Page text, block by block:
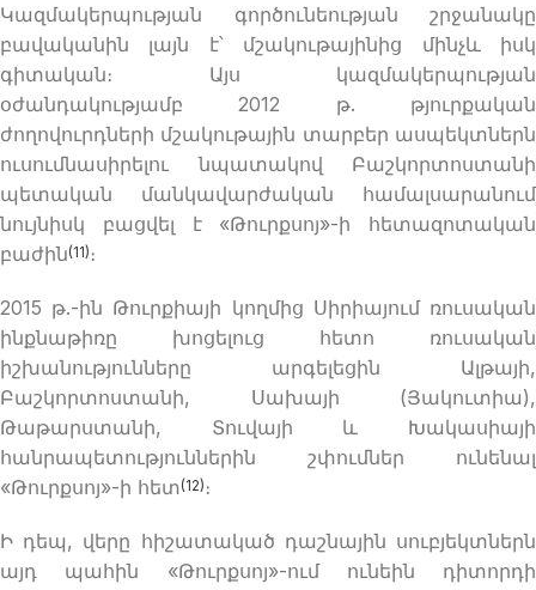
Կազմակերպության գործունեության շրջանակը
բավականին լայն է՝ մշակութայինից մինչև իսկ
գիտական։ Այս կազմակերպության
օժանդակությամբ 2012 թ. թյուրքական
ժողովուրդների մշակութային տարբեր ասպեկտներն
ուսումնասիրելու նպատակով Բաշկորտոստանի
պետական ​​մանկավարժական համալսարանում
նույնիսկ բացվել է «Թուրքսոյ»-ի հետազոտական
բաժին(11) ։
2015 թ.-ին Թուրքիայի կողմից Սիրիայում ռուսական
ինքնաթիռը խոցելուց հետո ռուսական
իշխանությունները արգելեցին Ալթայի,
Բաշկորտոստանի, Սախայի (Յակուտիա),
Թաթարստանի, Տուվայի և Խակասիայի
հանրապետություններին շփումներ ունենալ
«Թուրքսոյ»-ի հետ(12) ։
Ի դեպ, վերը հիշատակած դաշնային սուբյեկտներն
այդ պահին «Թուրքսոյ»-ում ունեին դիտորդի